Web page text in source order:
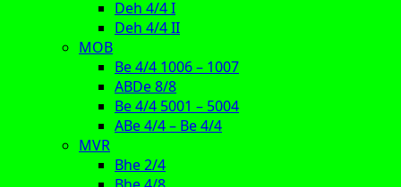
Deh 4/4 I
Deh 4/4 II
MOB
Be 4/4 1006 – 1007
ABDe 8/8
Be 4/4 5001 – 5004
ABe 4/4 – Be 4/4
MVR
Bhe 2/4